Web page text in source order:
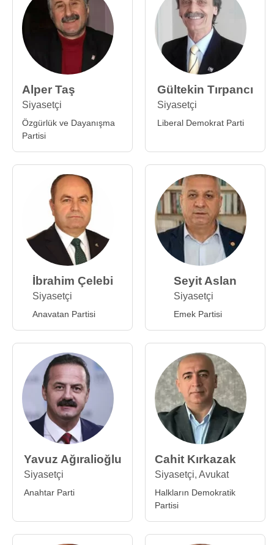
Alper Taş
Siyasetçi
Özgürlük ve Dayanışma
Partisi
Gültekin Tırpancı
Siyasetçi
Liberal Demokrat Parti
İbrahim Çelebi
Siyasetçi
Anavatan Partisi
Seyit Aslan
Siyasetçi
Emek Partisi
Yavuz Ağıralioğlu
Siyasetçi
Anahtar Parti
Cahit Kırkazak
Siyasetçi, Avukat
Halkların Demokratik
Partisi